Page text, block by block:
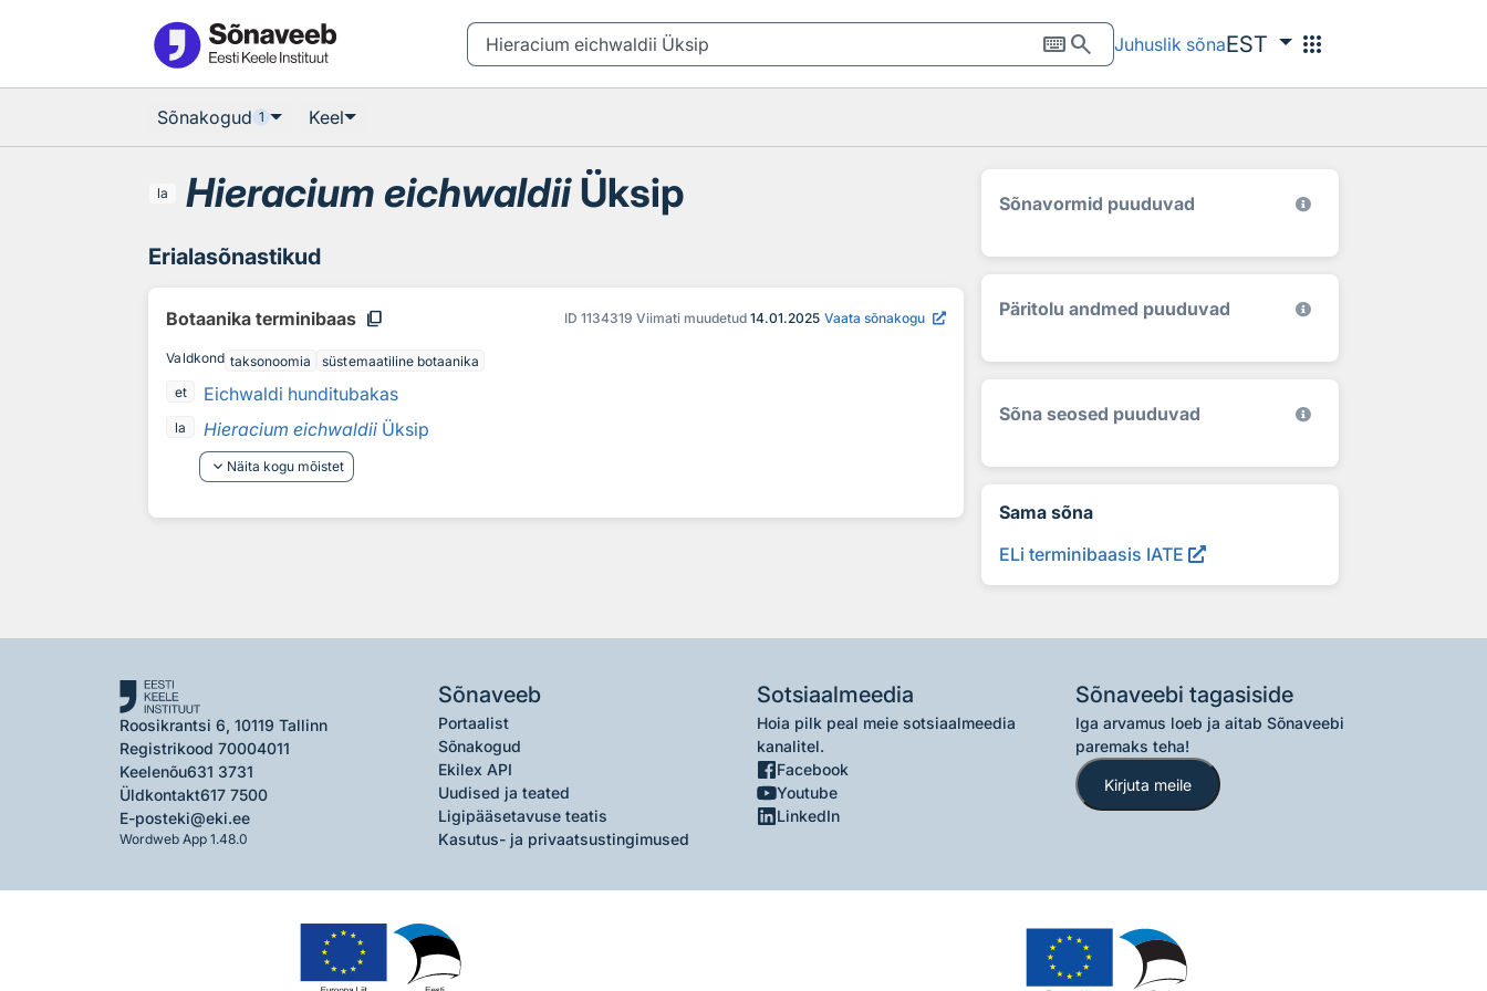
keyboardsearch Juhuslik sõnaEST apps
Sõnakogud 1 Keel
la Hieracium eichwaldiiÜksip
Erialasõnastikud
Botaanika terminibaas content_copy ID 1134319 Viimati muudetud 14.01.2025 Vaata sõnakogu
Valdkond taksonoomia
süstemaatiline botaanika
et
Eichwaldi hunditubakas
la Hieracium eichwaldii Üksip
keyboard_arrow_down Näita kogu mõistet
Sõnavormid puuduvad
Päritolu andmed puuduvad
Sõna seosed puuduvad
Sama sõna
ELi terminibaasis IATE
Roosikrantsi 6, 10119 Tallinn
Registrikood 70004011
Keelenõu631 3731
Üldkontakt617 7500
E-posteki@eki.ee
Wordweb App 1.48.0
Sõnaveeb
Portaalist
Sõnakogud
Ekilex API
Uudised ja teated
Ligipääsetavuse teatis
Kasutus- ja privaatsustingimused
Sotsiaalmeedia
Hoia pilk peal meie sotsiaalmeedia
kanalitel.
Facebook
Youtube
LinkedIn
Sõnaveebi tagasiside
Iga arvamus loeb ja aitab Sõnaveebi
paremaks teha!
Kirjuta meile